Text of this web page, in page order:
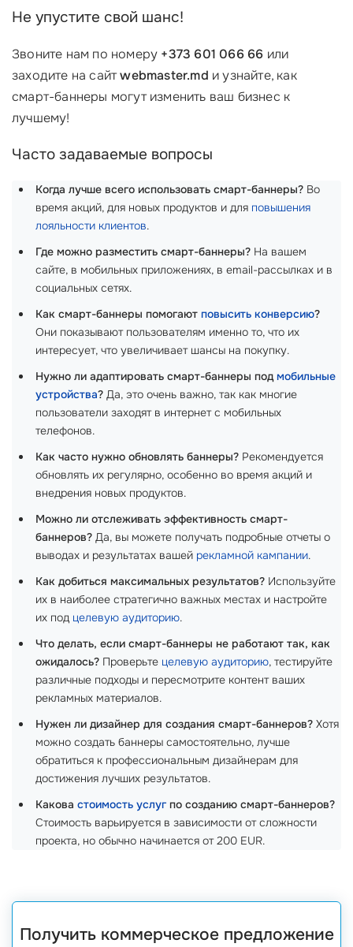
Не упустите свой шанс!
Звоните нам по номеру +373 601 066 66 или
заходите на сайтwebmaster.md и узнайте, как
смарт-баннеры могут изменить ваш бизнес к
лучшему!
Часто задаваемые вопросы
Когда лучше всего использовать смарт-баннеры? Во
время акций, для новых продуктов и для повышения
лояльности клиентов.
Где можно разместить смарт-баннеры? На вашем
сайте, в мобильных приложениях, в email-рассылках и в
социальных сетях.
Как смарт-баннеры помогают повысить конверсию?
Они показывают пользователям именно то, что их
интересует, что увеличивает шансы на покупку.
Нужно ли адаптировать смарт-баннеры подмобильные
устройства? Да, это очень важно, так как многие
пользователи заходят в интернет с мобильных
телефонов.
Как часто нужно обновлять баннеры? Рекомендуется
обновлять их регулярно, особенно во время акций и
внедрения новых продуктов.
Можно ли отслеживать эффективность смарт-
баннеров? Да, вы можете получать подробные отчеты о
выводах и результатах вашей рекламной кампании.
Как добиться максимальных результатов? Используйте
их в наиболее стратегично важных местах и настройте
их под целевую аудиторию.
Что делать, если смарт-баннеры не работают так, как
ожидалось? Проверьте целевую аудиторию, тестируйте
различные подходы и пересмотрите контент ваших
рекламных материалов.
Нужен ли дизайнер для создания смарт-баннеров? Хотя
можно создать баннеры самостоятельно, лучше
обратиться к профессиональным дизайнерам для
достижения лучших результатов.
Какова стоимость услуг по созданию смарт-баннеров?
Стоимость варьируется в зависимости от сложности
проекта, но обычно начинается от 200 EUR.
Получить коммерческое предложение